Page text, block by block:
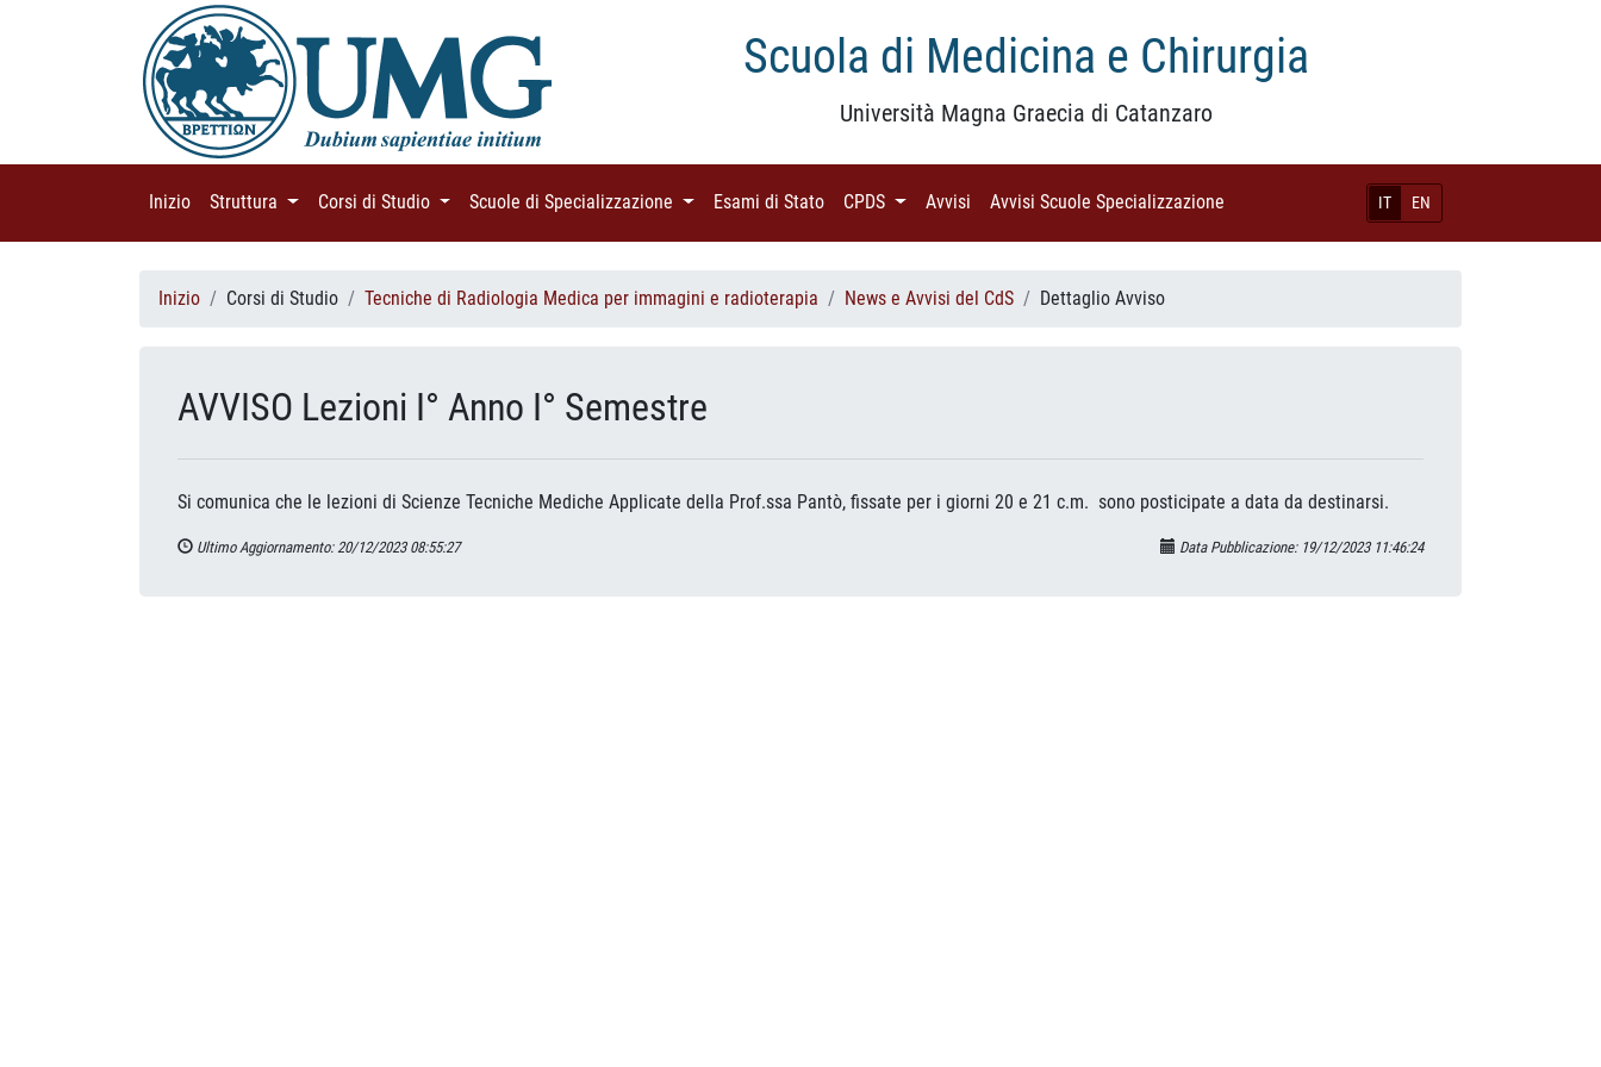
Scuola di Medicina e Chirurgia
Università Magna Graecia di Catanzaro
IT EN
Inizio (current)
Struttura (current)Corsi di Studio (current)Scuole di Specializzazione (current)Esami di Stato (current)
CPDS (current)
Avvisi (current)
Avvisi Scuole Specializzazione
Inizio Corsi di Studio Tecniche di Radiologia Medica per immagini e radioterapia News e Avvisi del CdS Dettaglio Avviso
AVVISO Lezioni I° Anno I° Semestre
Si comunica che le lezioni di Scienze Tecniche Mediche Applicate della Prof.ssa Pantò, fissate per i giorni 20 e 21 c.m. sono posticipate a data da destinarsi.
Ultimo Aggiornamento: 20/12/2023 08:55:27 Data Pubblicazione: 19/12/2023 11:46:24